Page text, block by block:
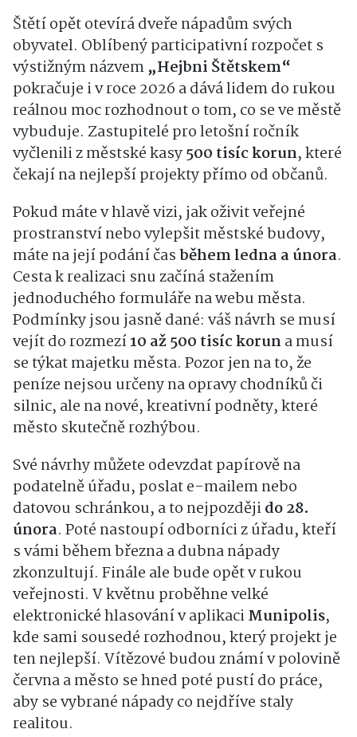
Štětí opět otevírá dveře nápadům svých
obyvatel. Oblíbený participativní rozpočet s
výstižným názvem„Hejbni Štětskem“
pokračuje i v roce 2026 a dává lidem do rukou
reálnou moc rozhodnout o tom, co se ve městě
vybuduje. Zastupitelé pro letošní ročník
vyčlenili z městské kasy500 tisíc korun, které
čekají na nejlepší projekty přímo od občanů.
Pokud máte v hlavě vizi, jak oživit veřejné
prostranství nebo vylepšit městské budovy,
máte na její podání časběhem ledna a února.
Cesta k realizaci snu začíná stažením
jednoduchého formuláře na webu města.
Podmínky jsou jasně dané: váš návrh se musí
vejít do rozmezí10 až 500 tisíc korun a musí
se týkat majetku města. Pozor jen na to, že
peníze nejsou určeny na opravy chodníků či
silnic, ale na nové, kreativní podněty, které
město skutečně rozhýbou.
Své návrhy můžete odevzdat papírově na
podatelně úřadu, poslat e-mailem nebo
datovou schránkou, a to nejpozdějido 28.
února. Poté nastoupí odborníci z úřadu, kteří
s vámi během března a dubna nápady
zkonzultují. Finále ale bude opět v rukou
veřejnosti. V květnu proběhne velké
elektronické hlasování v aplikaciMunipolis,
kde sami sousedé rozhodnou, který projekt je
ten nejlepší. Vítězové budou známí v polovině
června a město se hned poté pustí do práce,
aby se vybrané nápady co nejdříve staly
realitou.